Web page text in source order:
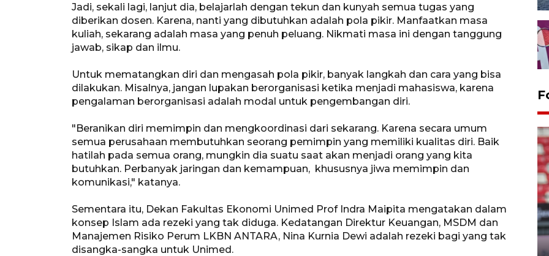
Jadi, sekali lagi, lanjut dia, belajarlah dengan tekun dan kunyah semua tugas yang
diberikan dosen. Karena, nanti yang dibutuhkan adalah pola pikir. Manfaatkan masa
kuliah, sekarang adalah masa yang penuh peluang. Nikmati masa ini dengan tanggung
jawab, sikap dan ilmu.
Untuk mematangkan diri dan mengasah pola pikir, banyak langkah dan cara yang bisa
dilakukan. Misalnya, jangan lupakan berorganisasi ketika menjadi mahasiswa, karena
pengalaman berorganisasi adalah modal untuk pengembangan diri.
"Beranikan diri memimpin dan mengkoordinasi dari sekarang. Karena secara umum
semua perusahaan membutuhkan seorang pemimpin yang memiliki kualitas diri. Baik
hatilah pada semua orang, mungkin dia suatu saat akan menjadi orang yang kita
butuhkan. Perbanyak jaringan dan kemampuan, khususnya jiwa memimpin dan
komunikasi," katanya.
Sementara itu, Dekan Fakultas Ekonomi Unimed Prof Indra Maipita mengatakan dalam
konsep Islam ada rezeki yang tak diduga. Kedatangan Direktur Keuangan, MSDM dan
Manajemen Risiko Perum LKBN ANTARA, Nina Kurnia Dewi adalah rezeki bagi yang tak
disangka-sangka untuk Unimed.
Persib Bandung lolos ke final
setelah kalahkan Persija
Jakarta 2-1